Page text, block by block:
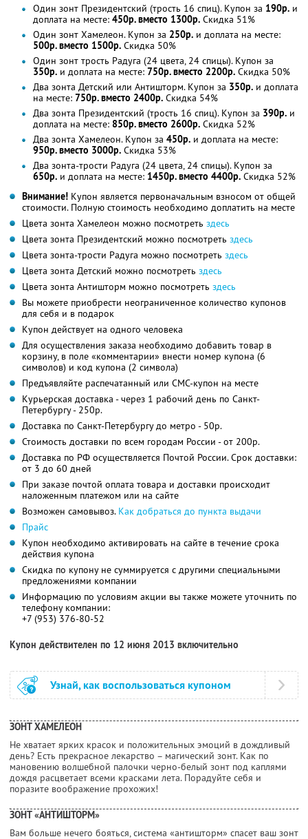
Один зонт Президентский (трость 16 спиц). Купон за 190р. и
доплата на месте: 450р. вместо 1300р. Скидка 51%
Один зонт Хамелеон. Купон за 250р. и доплата на месте:
500р. вместо 1500р. Скидка 50%
Один зонт трость Радуга (24 цвета, 24 спицы). Купон за
350р. и доплата на месте: 750р. вместо 2200р. Скидка 50%
Два зонта Детский или Антишторм. Купон за 350р. и доплата
на месте: 750р. вместо 2400р. Скидка 54%
Два зонта Президентский (трость 16 спиц). Купон за 390р. и
доплата на месте: 850р. вместо 2600р. Скидка 52%
Два зонта Хамелеон. Купон за 450р. и доплата на месте:
950р. вместо 3000р. Скидка 53%
Два зонта-трости Радуга (24 цвета, 24 спицы). Купон за
650р. и доплата на месте: 1450р. вместо 4400р. Скидка 52%
Внимание! Купон является первоначальным взносом от общей
стоимости. Полную стоимость необходимо доплатить на месте
Цвета зонта Хамелеон можно посмотреть здесь
Цвета зонта Президентский можно посмотреть здесь
Цвета зонта-трости Радуга можно посмотреть здесь
Цвета зонта Детский можно посмотреть здесь
Цвета зонта Антишторм можно посмотреть здесь
Вы можете приобрести неограниченное количество купонов
для себя и в подарок
Купон действует на одного человека
Для осуществления заказа необходимо добавить товар в
корзину, в поле «комментарии» внести номер купона (6
символов) и код купона (2 символа)
Предъявляйте распечатанный или СМС-купон на месте
Курьерская доставка - через 1 рабочий день по Санкт-
Петербургу - 250р.
Доставка по Санкт-Петербургу до метро - 50р.
Стоимость доставки по всем городам России - от 200р.
Доставка по РФ осуществляется Почтой России. Срок доставки:
от 3 до 60 дней
При заказе почтой оплата товара и доставки происходит
наложенным платежом или на сайте
Возможен самовывоз. Как добраться до пункта выдачи
Прайс
Купон необходимо активировать на сайте в течение срока
действия купона
Скидка по купону не суммируется с другими специальными
предложениями компании
Информацию по условиям акции вы также можете уточнить по
телефону компании:
+7 (953) 376-80-52
Купон действителен по 12 июня 2013 включительно
Узнай, как воспользоваться купоном
ЗОНТ ХАМЕЛЕОН
Не хватает ярких красок и положительных эмоций в дождливый
день? Есть прекрасное лекарство – магический зонт. Как по
мановению волшебной палочки черно-белый зонт под каплями
дождя расцветает всеми красками лета. Порадуйте себя и
поразите воображение прохожих!
ЗОНТ «АНТИШТОРМ»
Вам больше нечего бояться, система «антишторм» спасет ваш зонт